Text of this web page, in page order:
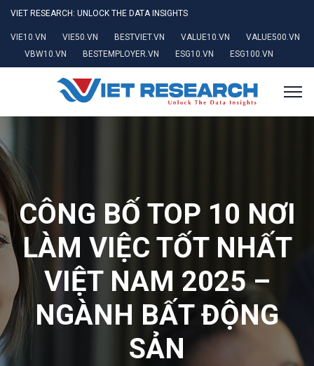
VIET RESEARCH: UNLOCK THE DATA INSIGHTS
VIE10.VN VIE50.VN BESTVIET.VN VALUE10.VN
VALUE500.VN
VBW10.VN
BESTEMPLOYER.VN ESG10.VN ESG100.VN
CÔNG BỐ TOP 10 NƠI
LÀM VIỆC TỐT NHẤT
VIỆT NAM 2025 –
NGÀNH BẤT ĐỘNG
SẢN